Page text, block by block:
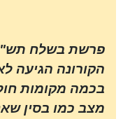
פרשת בשלח
הקורונה הגיעה
בכמה מקומות
מצב כמו בסין